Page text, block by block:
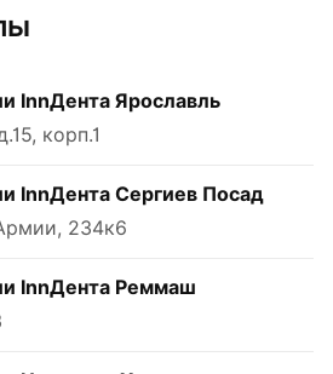
InnДента Ярославль
корп.1
InnДента Сергиев Посад
234к6
InnДента Реммаш